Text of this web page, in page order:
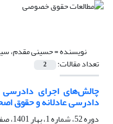
نویسنده =حسینی مقدم،
تعداد مقالات: 2
چالش‌های اجرای دادرسی
‏دادرسی عادلانه و حقوق
دوره 52، شماره 1، بهار 1401، صفحه